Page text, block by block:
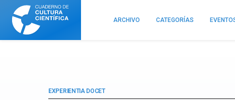
Cuaderno
Cultura
Científica
ARCHIVO CATEGORÍAS
EXPERIENTIA DOCET